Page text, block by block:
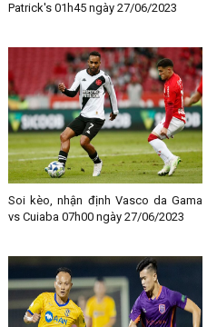
Patrick's 01h45 ngày 27/06/2023
Soi kèo, nhận định Vasco da Gama
vs Cuiaba 07h00 ngày 27/06/2023